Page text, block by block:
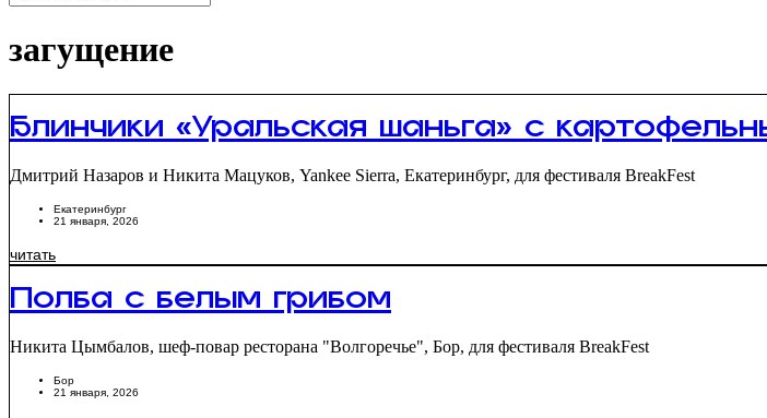
загущение
Блинчики «Уральская шаньга» с
Дмитрий Назаров и Никита Мацуков, Yankee Sierra, Екатеринбург, для фестиваля BreakFest
Екатеринбург
21 января, 2026
читать
Полба с белым грибом
Никита Цымбалов, шеф-повар ресторана "Волгоречье", Бор, для фестиваля BreakFest
Бор
21 января, 2026